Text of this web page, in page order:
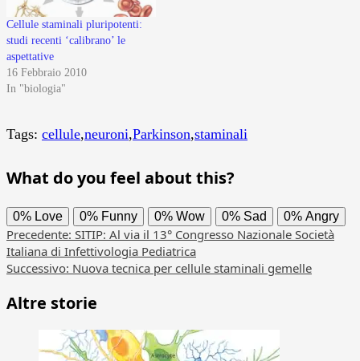
Cellule staminali pluripotenti:
studi recenti ‘calibrano’ le
aspettative
16 Febbraio 2010
In "biologia"
Tags: cellule,neuroni,Parkinson,staminali
What do you feel about this?
0% Love 0% Funny 0% Wow 0% Sad 0% Angry
Navigazione
articolo
Precedente: SITIP: Al via il 13° Congresso Nazionale Società
Italiana di Infettivologia Pediatrica
Successivo: Nuova tecnica per cellule staminali gemelle
Altre storie